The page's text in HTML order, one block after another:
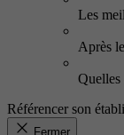
Les
Après
Quelles
Référencer son
Fermer